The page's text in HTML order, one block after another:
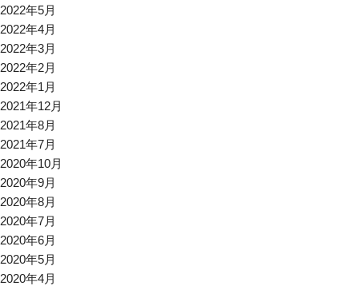
2022年5月
2022年4月
2022年3月
2022年2月
2022年1月
2021年12月
2021年8月
2021年7月
2020年10月
2020年9月
2020年8月
2020年7月
2020年6月
2020年5月
2020年4月